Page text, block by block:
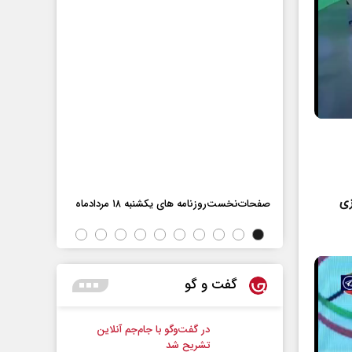
صفحات‌نخست‌روزنامه ها‌ی یکشنبه ۱۸ مردادماه
گفت و گو
در گفت‌و‌گو با جام‌جم آنلاین
تشریح شد